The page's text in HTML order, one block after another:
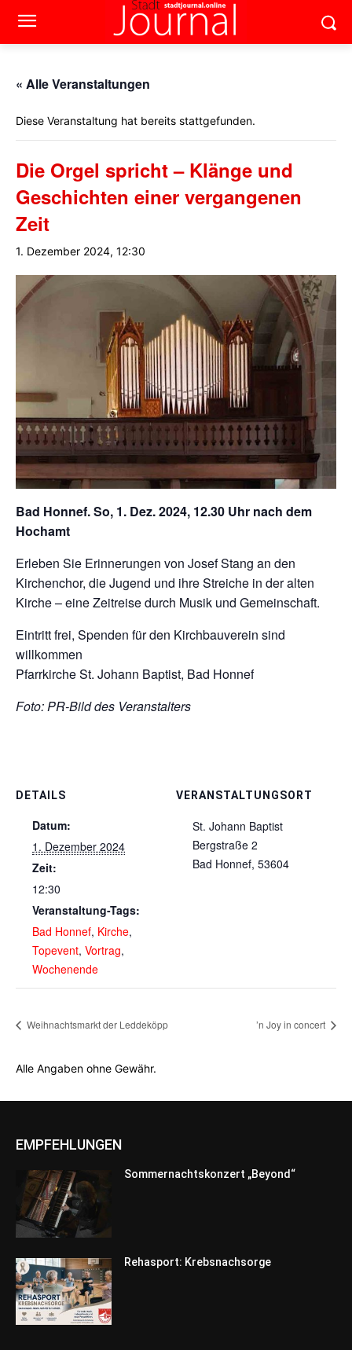
« Alle Veranstaltungen
Diese Veranstaltung hat bereits stattgefunden.
Die Orgel spricht – Klänge und
Geschichten einer vergangenen
Zeit
1. Dezember 2024, 12:30
Bad Honnef. So, 1. Dez. 2024, 12.30 Uhr nach dem
Hochamt
Erleben Sie Erinnerungen von Josef Stang an den
Kirchenchor, die Jugend und ihre Streiche in der alten
Kirche – eine Zeitreise durch Musik und Gemeinschaft.
Eintritt frei, Spenden für den Kirchbauverein sind
willkommen
Pfarrkirche St. Johann Baptist, Bad Honnef
Foto: PR-Bild des Veranstalters
DETAILS
Datum:
1. Dezember 2024
Zeit:
12:30
Veranstaltung-Tags:
Bad Honnef, Kirche,
Topevent, Vortrag,
Wochenende
VERANSTALTUNGSORT
St. Johann Baptist
Bergstraße 2
Bad Honnef, 53604
Weihnachtsmarkt der Leddeköpp ’n Joy in concert
Alle Angaben ohne Gewähr.
EMPFEHLUNGEN
Sommernachtskonzert „Beyond“
Rehasport: Krebsnachsorge